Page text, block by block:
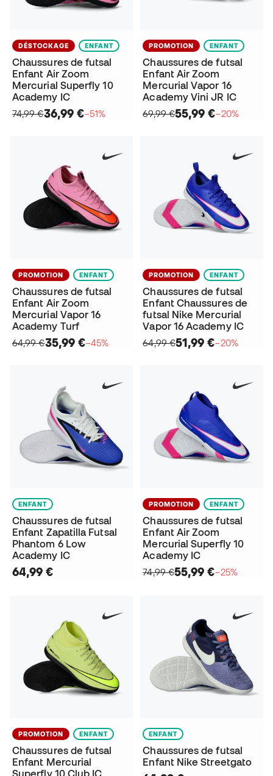
DÉSTOCKAGE ENFANT
Chaussures de futsal
Enfant Air Zoom
Mercurial Superfly 10
Academy IC
74,99 €36,99 €−51%
PROMOTION ENFANT
Chaussures de futsal
Enfant Air Zoom
Mercurial Vapor 16
Academy Vini JR IC
69,99 €55,99 €−20%
PROMOTION ENFANT
Chaussures de futsal
Enfant Air Zoom
Mercurial Vapor 16
Academy Turf
64,99 €35,99 €−45%
PROMOTION ENFANT
Chaussures de futsal
Enfant Chaussures de
futsal Nike Mercurial
Vapor 16 Academy IC
64,99 €51,99 €−20%
ENFANT
Chaussures de futsal
Enfant Zapatilla Futsal
Phantom 6 Low
Academy IC
64,99 €
PROMOTION ENFANT
Chaussures de futsal
Enfant Air Zoom
Mercurial Superfly 10
Academy IC
74,99 €55,99 €−25%
PROMOTION ENFANT
Chaussures de futsal
Enfant Mercurial
Superfly 10 Club IC
ENFANT
Chaussures de futsal
Enfant Nike Streetgato